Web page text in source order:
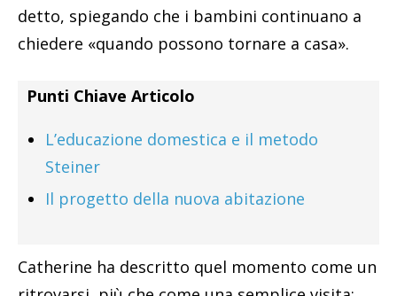
detto, spiegando che i bambini continuano a
chiedere «quando possono tornare a casa».
Punti Chiave Articolo
L’educazione domestica e il metodo
Steiner
Il progetto della nuova abitazione
Catherine ha descritto quel momento come un